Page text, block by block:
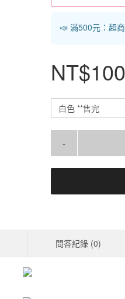
📣 滿500元：超
NT$100
白色 **售完
-
問答紀錄 (0)